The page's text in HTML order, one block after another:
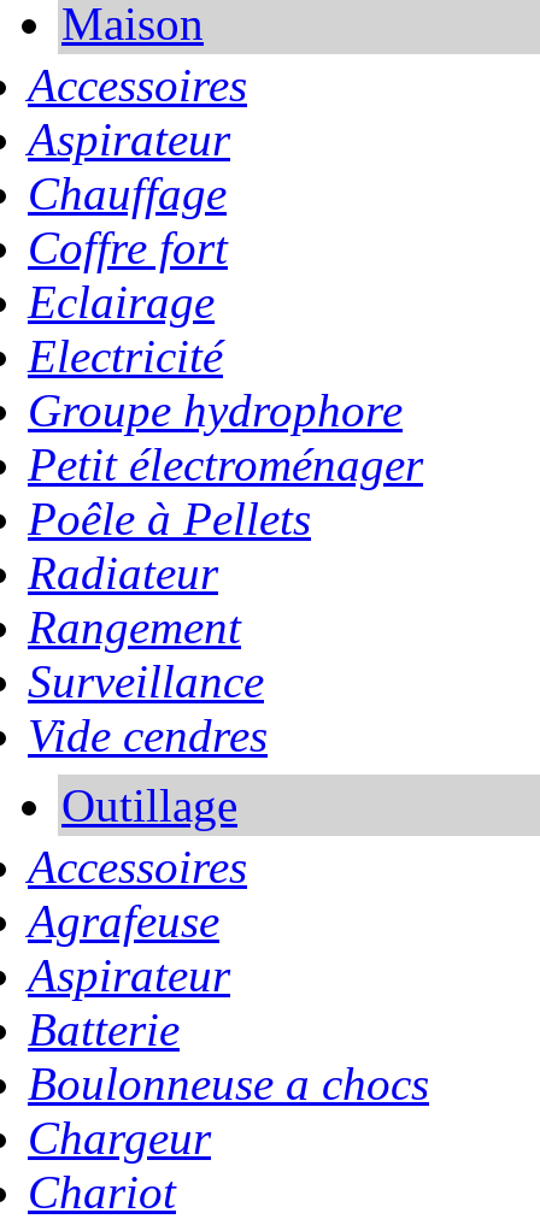
Maison
Accessoires
Aspirateur
Chauffage
Coffre fort
Eclairage
Electricité
Groupe hydrophore
Petit électroménager
Poêle à Pellets
Radiateur
Rangement
Surveillance
Vide cendres
Outillage
Accessoires
Agrafeuse
Aspirateur
Batterie
Boulonneuse a chocs
Chargeur
Chariot